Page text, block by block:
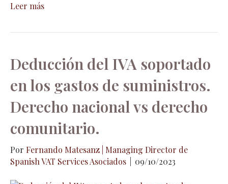
Leer más
Deducción del IVA soportado
en los gastos de suministros.
Derecho nacional vs derecho
comunitario.
Por Fernando Matesanz | Managing Director de
Spanish VAT Services Asociados
09/10/2023